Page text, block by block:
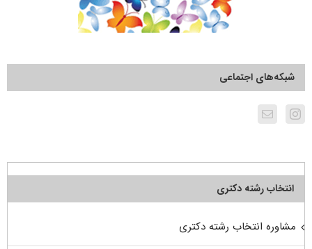
شبکه‌های اجتماعی
انتخاب رشته دکتری
مشاوره انتخاب رشته دکتری